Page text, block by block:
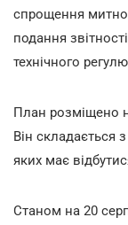
спрощення
подання
технічного
План розміщено
Він складається
яких має
Станом на 20